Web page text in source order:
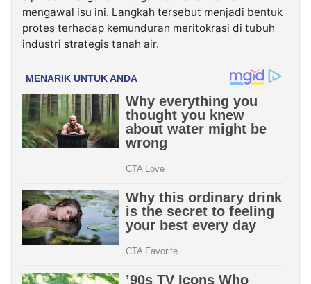
mengawal isu ini. Langkah tersebut menjadi bentuk
protes terhadap kemunduran meritokrasi di tubuh
industri strategis tanah air.